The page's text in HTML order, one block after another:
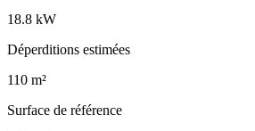
18.8 kW
Déperditions estimées
110 m²
Surface de référence